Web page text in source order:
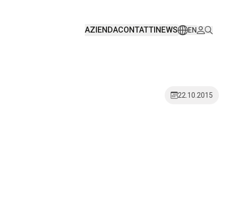
AZIENDACONTATTINEWS EN
22.10.2015